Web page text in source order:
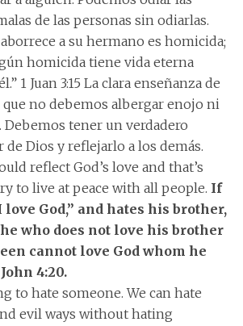
de las personas sin odiarlas.
a su hermano es homicida;
homicida tiene vida eterna
1 Juan 3:15 La clara enseñanza de
que no debemos albergar enojo ni
Debemos tener un verdadero
Dios y reflejarlo a los demás.
reflect God’s love and that’s
to live at peace with all people. If
love God,” and hates his brother,
who does not love his brother
cannot love God whom he
4:20.
to hate someone. We can hate
evil ways without hating